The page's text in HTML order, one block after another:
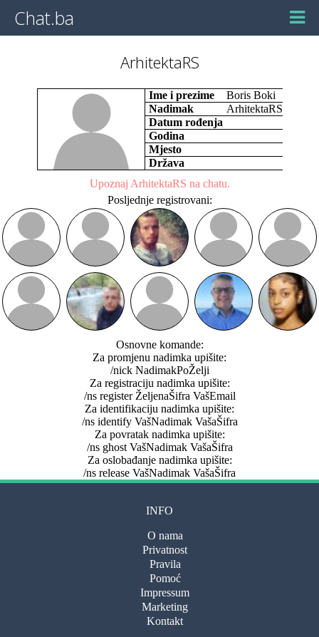
Chat.ba
ArhitektaRS
Ime i prezime
Boris Boki
Nadimak
ArhitektaRS
Datum rođenja
Godina
Mjesto
Država
Upoznaj ArhitektaRS na chatu.
Posljednje registrovani:
Osnovne komande:
Za promjenu nadimka upišite:
/nick NadimakPoŽelji
Za registraciju nadimka upišite:
/ns register ŽeljenaŠifra VašEmail
Za identifikaciju nadimka upišite:
/ns identify VašNadimak VašaŠifra
Za povratak nadimka upišite:
/ns ghost VašNadimak VašaŠifra
Za oslobađanje nadimka upišite:
/ns release VašNadimak VašaŠifra
INFO
O nama
Privatnost
Pravila
Pomoć
Impressum
Marketing
Kontakt